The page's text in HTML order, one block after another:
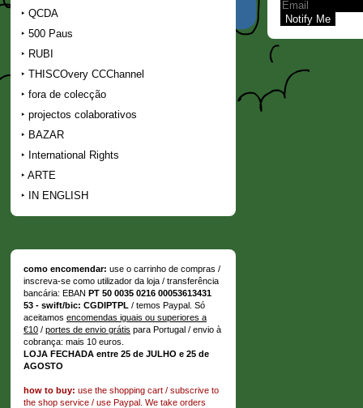
QCDA
500 Paus
RUBI
THISCOvery CCChannel
fora de colecção
projectos colaborativos
BAZAR
International Rights
ARTE
IN ENGLISH
como encomendar: use o carrinho de compras /
inscreva-se como utilizador da loja / transferência
bancária: EBAN PT 50 0035 0216 00053613431
53 - swift/bic: CGDIPTPL / temos Paypal. Só
aceitamos encomendas iguais ou superiores a
€10 / portes de envio grátis para Portugal / envio à
cobrança: mais 10 euros.
LOJA FECHADA entre 25 de JULHO e 25 de
AGOSTO
how to buy: use the shopping cart / subscrive to
the shop service / use Paypal. We take orders